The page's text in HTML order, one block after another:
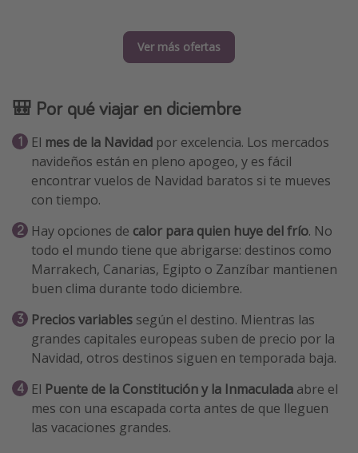
Ver más ofertas
🎒 Por qué viajar en diciembre
El mes de la Navidad por excelencia. Los mercados
navideños están en pleno apogeo, y es fácil
encontrar vuelos de Navidad baratos si te mueves
con tiempo.
Hay opciones de calor para quien huye del frío. No
todo el mundo tiene que abrigarse: destinos como
Marrakech, Canarias, Egipto o Zanzíbar mantienen
buen clima durante todo diciembre.
Precios variables según el destino. Mientras las
grandes capitales europeas suben de precio por la
Navidad, otros destinos siguen en temporada baja.
El Puente de la Constitución y la Inmaculada abre el
mes con una escapada corta antes de que lleguen
las vacaciones grandes.